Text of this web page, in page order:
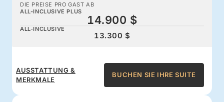
DIE PREISE PRO GAST AB
ALL-INCLUSIVE PLUS
14.900 $
ALL-INCLUSIVE
13.300 $
AUSSTATTUNG &
MERKMALE
BUCHEN SIE IHRE SUITE